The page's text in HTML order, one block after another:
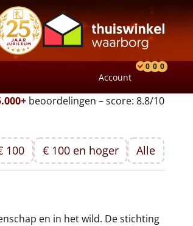
Account
0 0 0
beoordelingen – score: 8.8/10
100 € 100 en hoger Alle
en in het wild. De stichting